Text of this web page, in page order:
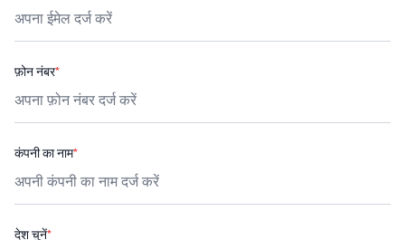
फ़ोन नंबर*
कंपनी का नाम*
देश चुनें*